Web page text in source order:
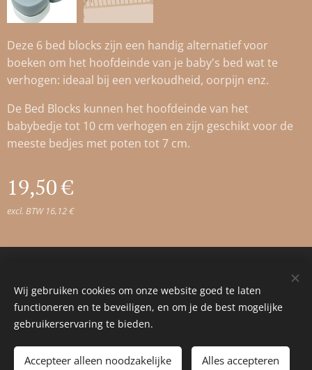
Deze 6 bed blocks zijn een handig alternatief voor
boeken om het hoofdeinde van je baby's bed wat te
verhogen: ideaal bij een verkoudheid, oorpijn enz.
De Bed Blocks kunnen het hoofdeinde van het
babybedje tot 10 cm verhogen en zijn geschikt voor de
meeste bedjes met poten tot 7 cm.
19,50€
excl. BTW 16,12 €
Toevoegen aan de winkelwagen
Cookies
Wij gebruiken cookies om onze website goed te laten
functioneren en te beveiligen, en om je de best mogelijke
gebruikerservaring te bieden.
Accepteer alleen noodzakelijke Alles accepteren